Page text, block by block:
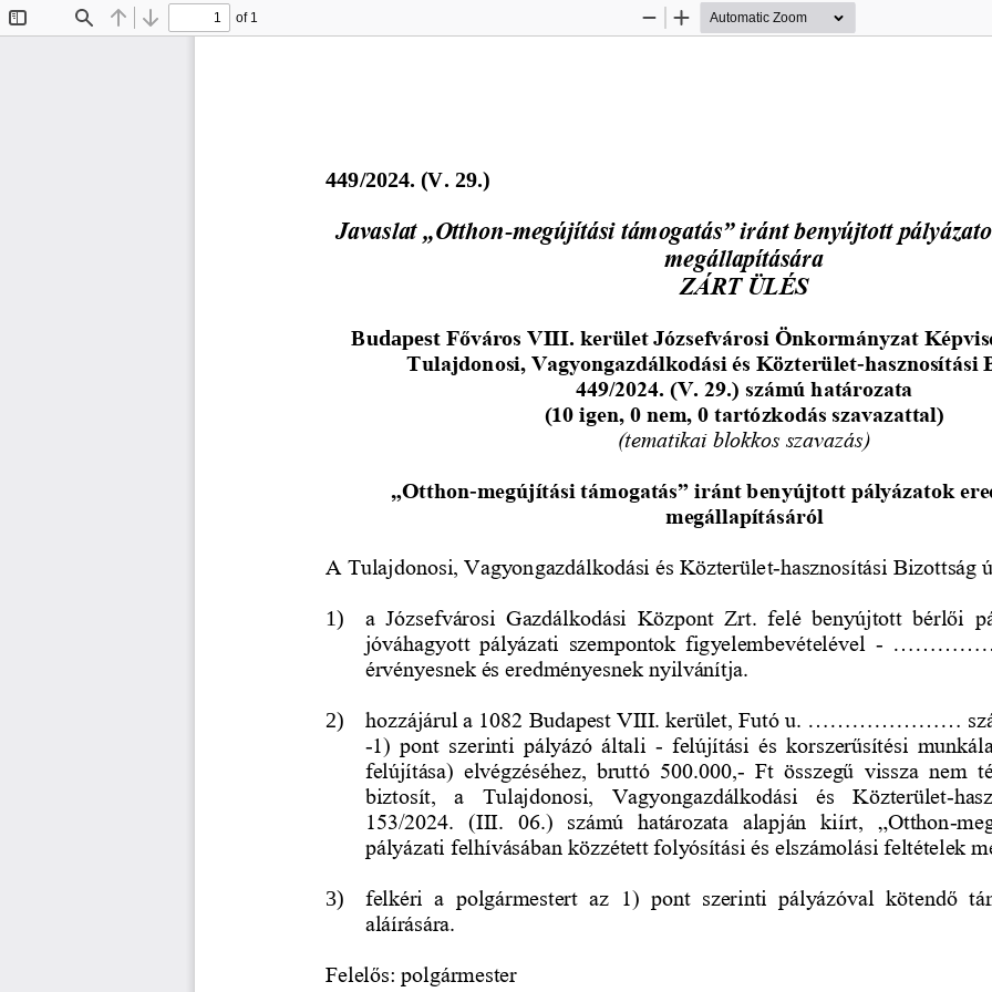
Find Previous
Next
of 1
Zoom
Zoom
449/2024. (V. 29.)
Javaslat „Otthon-megújítási támogatás” iránt benyújtott
megállapítására
ZÁRT ÜLÉS
Budapest Főváros VIII. kerület Józsefvárosi Önkormányzat
Tulajdonosi, Vagyongazdálkodási és Közterület-hasznosítási
449/2024. (V. 29.) számú határozata
(10 igen, 0 nem, 0 tartózkodás szavazattal)
(tematikai blokkos szavazás)
„Otthon-megújítási támogatás” iránt benyújtott pályázatok
megállapításáról
A Tulajdonosi, Vagyongazdálkodási és Közterület-hasznosítási Bizottság
1) a  Józsefvárosi  Gazdálkodási  Központ  Zrt.  felé  benyújtott  bérlői
jóváhagyott  pályázati  szempontok  figyelembevételével -
érvényesnek és eredményesnek nyilvánítja.
2) hozzájárul a 1082 Budapest VIII. kerület, Futó u. .....................
-1)  pont  szerinti  pályázó  általi - felújítási  és  korszerűsítési
felújítása)  elvégzéséhez,  bruttó  500.000,- Ft  összegű  vissza  nem
biztosít,  a  Tulajdonosi,  Vagyongazdálkodási  és  Közterület-
153/2024.  (III.  06.)  számú  határozata  alapján  kiírt,  „Otthon-
pályázati felhívásában közzétett folyósítási és elszámolási feltételek
3) felkéri  a  polgármestert  az  1)  pont  szerinti  pályázóval  kötendő
aláírására.
Felelős: polgármester